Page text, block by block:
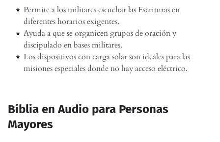
Permite a los militares escuchar las Escrituras en
diferentes horarios exigentes.
Ayuda a que se organicen grupos de oración y
discipulado en bases militares.
Los dispositivos con carga solar son ideales para las
misiones especiales donde no hay acceso eléctrico.
Biblia en Audio para Personas
Mayores